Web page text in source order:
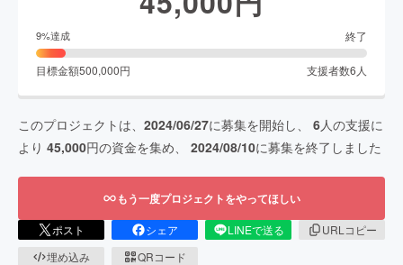
9%達成 終了
目標金額500,000円 支援者数6 人
このプロジェクトは、 2024/06/27に募集を開始し、 6人の支援に
より 45,000円の資金を集め、 2024/08/10に募集を終了しました
もう一度プロジェクトをやってほしい
ポスト シェア LINEで送る
URLコピー
埋め込み
QRコード